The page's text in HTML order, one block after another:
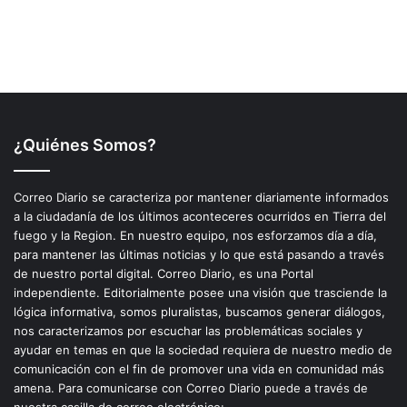
¿Quiénes Somos?
Correo Diario se caracteriza por mantener diariamente informados
a la ciudadanía de los últimos aconteceres ocurridos en Tierra del
fuego y la Region. En nuestro equipo, nos esforzamos día a día,
para mantener las últimas noticias y lo que está pasando a través
de nuestro portal digital. Correo Diario, es una Portal
independiente. Editorialmente posee una visión que trasciende la
lógica informativa, somos pluralistas, buscamos generar diálogos,
nos caracterizamos por escuchar las problemáticas sociales y
ayudar en temas en que la sociedad requiera de nuestro medio de
comunicación con el fin de promover una vida en comunidad más
amena. Para comunicarse con Correo Diario puede a través de